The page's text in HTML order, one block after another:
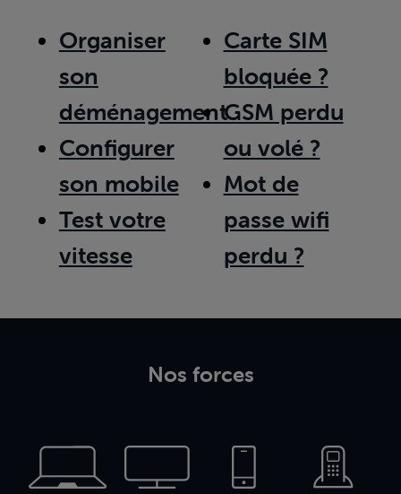
Organiser
son
déménagement
Configurer
son mobile
Test votre
vitesse
Carte SIM
bloquée ?
GSM perdu
ou volé ?
Mot de
passe wifi
perdu ?
Nos forces